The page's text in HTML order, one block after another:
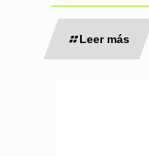
Leer más